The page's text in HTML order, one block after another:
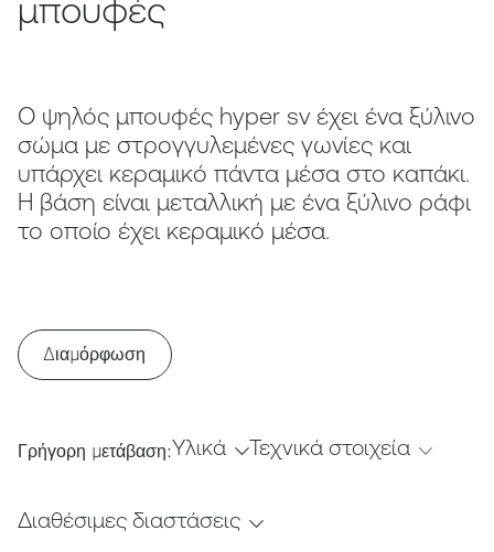
μπουφές
Ο ψηλός μπουφές hyper sv έχει ένα ξύλινο
σώμα με στρογγυλεμένες γωνίες και
υπάρχει κεραμικό πάντα μέσα στο καπάκι.
Η βάση είναι μεταλλική με ένα ξύλινο ράφι
το οποίο έχει κεραμικό μέσα.
Διαμόρφωση
Γρήγορη μετάβαση:Υλικά Τεχνικά στοιχεία
Διαθέσιμες διαστάσεις